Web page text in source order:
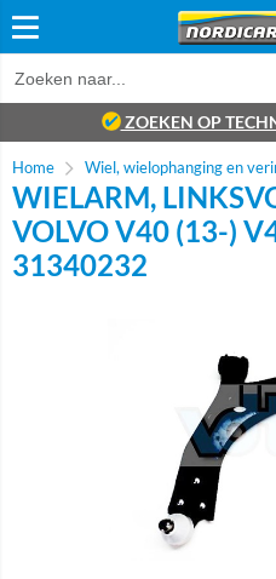
ZOEKEN OP
Home Wiel, wielophanging en
WIELARM,
VOLVO V40 (13-)
31340232